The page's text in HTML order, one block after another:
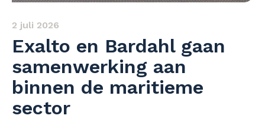
2 juli 2026
Exalto en Bardahl gaan
samenwerking aan
binnen de maritieme
sector